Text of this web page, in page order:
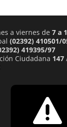
a viernes de 7 a
(02392) 410501/
419395/97
Ciudadana 147
